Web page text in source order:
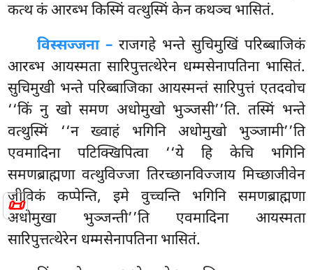
📜
कत्थ कं आरब्भ किस्मिं वत्थुस्मिं केन कथञ्च भासितं.
विस्सज्जना –राजगहे भन्ते सुचिमुखिं परिब्बाजिकं
आरब्भ आयस्मता सारिपुत्तत्थेरेन धम्मसेनापतिना भासितं.
सुचिमुखी भन्ते परिब्बाजिका आयस्मन्तं सारिपुत्तं एतदवोच
‘‘किं नु खो समण अधोमुखो भुञ्जसी’’ति. तस्मिं भन्ते
वत्थुस्मिं ‘‘न ख्वाहं भगिनि अधोमुखो भुञ्जामी’’ति
एवमादिना पटिक्खिपित्वा ‘‘ये हि केचि भगिनि
समणब्राह्मणा वत्थुविज्जा तिरच्छानविज्जाय मिच्छाजीवेन
जीविकं कप्पेन्ति, इमे वुच्चन्ति भगिनि समणब्राह्मणा
अधोमुखा भुञ्जन्ती’’ति एवमादिना आयस्मता
सारिपुत्तत्थेरेन धम्मसेनापतिना भासितं.